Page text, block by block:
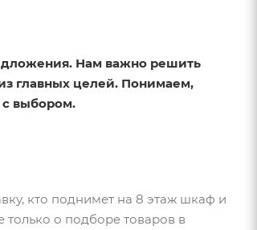
Нам важно решить
главных целей. Понимаем,
с выбором.
кто поднимет на 8 этаж шкаф и
о подборе товаров в